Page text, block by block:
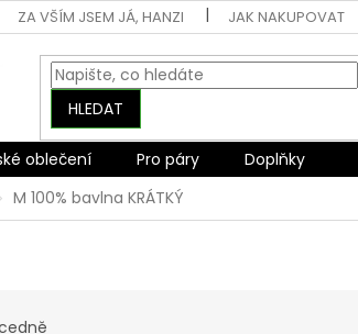
ZA VŠÍM JSEM JÁ, HANZI JAK NAKUPOVAT
HLEDAT
oblečení Pro páry
Doplňky
M 100% bavlna KRÁTKÝ